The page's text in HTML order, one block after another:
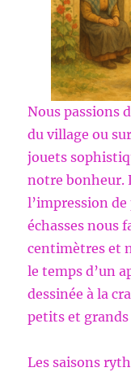
Nous passions
du village ou
jouets
notre bonheur.
l’impression
échasses nous
centimètres et
le temps d’un
dessinée à la
petits et
Les saisons